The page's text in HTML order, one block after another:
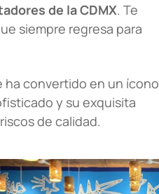
de la CDMX. Te
siempre regresa para
ha convertido en un ícono
y su exquisita
de calidad.